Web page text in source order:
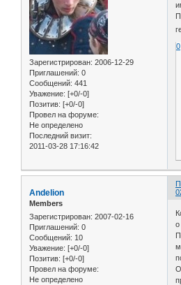
Зарегистрирован: 2006-12-29
Приглашений: 0
Сообщений: 441
Уважение: [+0/-0]
Позитив: [+0/-0]
Провел на форуме:
Не определено
Последний визит:
2011-03-28 17:16:42
0
Andelion
Members
Зарегистрирован: 2007-02-16
Приглашений: 0
Сообщений: 10
Уважение: [+0/-0]
Позитив: [+0/-0]
Провел на форуме:
Не определено
о